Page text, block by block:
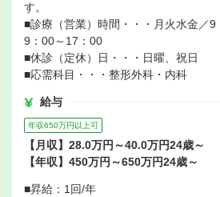
す。
■診療（営業）時間・・・月火水金／
9：00～17：00
■休診（定休）日・・・日曜、祝日
■応需科目・・・整形外科・内科
給与
年収650万円以上可
【月収】28.0万円～40.0万円24歳～
【年収】450万円～650万円24歳～
■昇給：1回/年